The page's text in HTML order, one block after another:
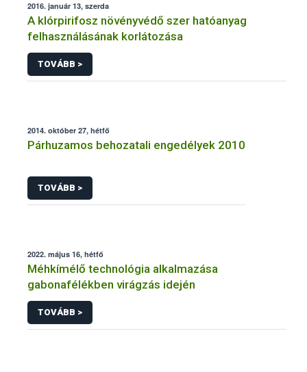
2016. január 13, szerda
A klórpirifosz növényvédő szer hatóanyag
felhasználásának korlátozása
TOVÁBB >
2014. október 27, hétfő
Párhuzamos behozatali engedélyek 2010
TOVÁBB >
2022. május 16, hétfő
Méhkímélő technológia alkalmazása
gabonafélékben virágzás idején
TOVÁBB >